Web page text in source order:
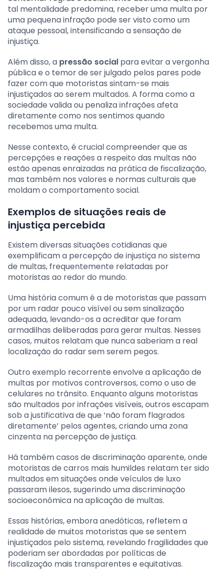
tal mentalidade predomina, receber uma multa por
uma pequena infração pode ser visto como um
ataque pessoal, intensificando a sensação de
injustiça.
Além disso, a pressão social para evitar a vergonha
pública e o temor de ser julgado pelos pares pode
fazer com que motoristas sintam-se mais
injustiçados ao serem multados. A forma como a
sociedade valida ou penaliza infrações afeta
diretamente como nos sentimos quando
recebemos uma multa.
Nesse contexto, é crucial compreender que as
percepções e reações a respeito das multas não
estão apenas enraizadas na prática de fiscalização,
mas também nos valores e normas culturais que
moldam o comportamento social.
Exemplos de situações reais de
injustiça percebida
Existem diversas situações cotidianas que
exemplificam a percepção de injustiça no sistema
de multas, frequentemente relatadas por
motoristas ao redor do mundo.
Uma história comum é a de motoristas que passam
por um radar pouco visível ou sem sinalização
adequada, levando-os a acreditar que foram
armadilhas deliberadas para gerar multas. Nesses
casos, muitos relatam que nunca saberiam a real
localização do radar sem serem pegos.
Outro exemplo recorrente envolve a aplicação de
multas por motivos controversos, como o uso de
celulares no trânsito. Enquanto alguns motoristas
são multados por infrações visíveis, outros escapam
sob a justificativa de que ‘não foram flagrados
diretamente’ pelos agentes, criando uma zona
cinzenta na percepção de justiça.
Há também casos de discriminação aparente, onde
motoristas de carros mais humildes relatam ter sido
multados em situações onde veículos de luxo
passaram ilesos, sugerindo uma discriminação
socioeconômica na aplicação de multas.
Essas histórias, embora anedóticas, refletem a
realidade de muitos motoristas que se sentem
injustiçados pelo sistema, revelando fragilidades que
poderiam ser abordadas por políticas de
fiscalização mais transparentes e equitativas.